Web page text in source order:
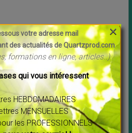
Nassim Haramein, physicien →
peut-être
votre adresse mail
des actualités de Quartzprod.com
formations en ligne, articles..)
qui vous intéressent
HEBDOMADAIRES
MENSUELLES
les PROFESSIONNELS
×